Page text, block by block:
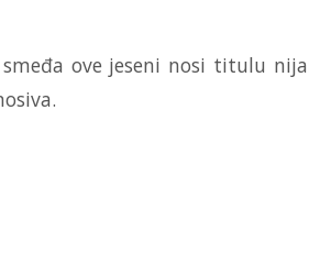
smeđa ove jeseni nosi titulu